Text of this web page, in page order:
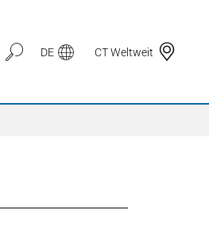
DE CT Weltweit